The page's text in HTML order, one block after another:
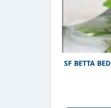
SF BETTA BED